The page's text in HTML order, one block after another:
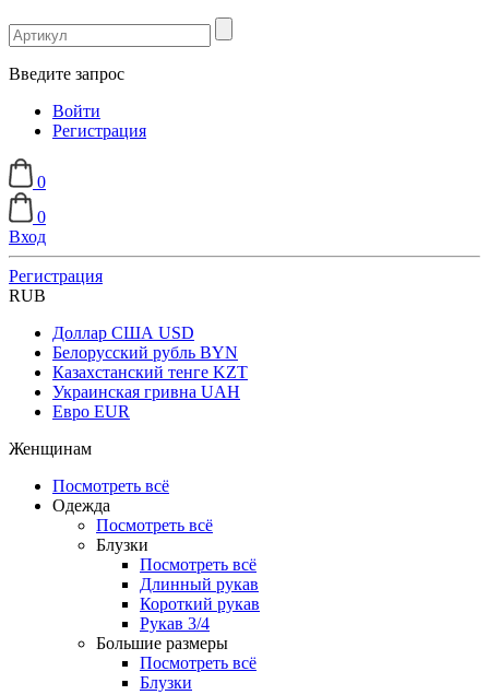
Введите запрос
Войти
Регистрация
0
0
Вход
Регистрация
RUB
Доллар США USD
Белорусский рубль BYN
Казахстанский тенге KZT
Украинская гривна UAH
Евро EUR
Женщинам
Посмотреть всё
Одежда
Посмотреть всё
Блузки
Посмотреть всё
Длинный рукав
Короткий рукав
Рукав 3/4
Большие размеры
Посмотреть всё
Блузки